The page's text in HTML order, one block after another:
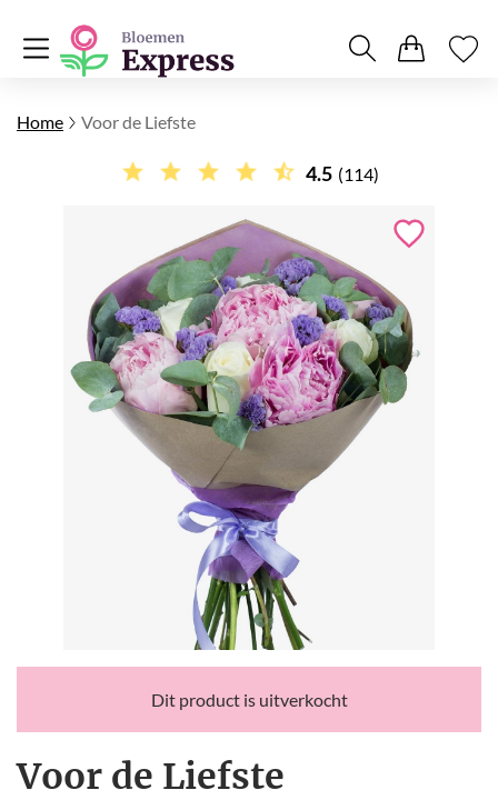
Home Voor de Liefste
4.5 (114)
Dit product is uitverkocht
Voor de Liefste